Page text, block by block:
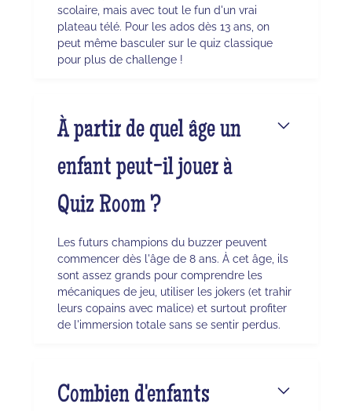
scolaire, mais avec tout le fun d'un vrai
plateau télé. Pour les ados dès 13 ans, on
peut même basculer sur le quiz classique
pour plus de challenge !
À partir de quel âge un
enfant peut-il jouer à
Quiz Room ?
Les futurs champions du buzzer peuvent
commencer dès l'âge de 8 ans. À cet âge, ils
sont assez grands pour comprendre les
mécaniques de jeu, utiliser les jokers (et trahir
leurs copains avec malice) et surtout profiter
de l'immersion totale sans se sentir perdus.
Combien d'enfants